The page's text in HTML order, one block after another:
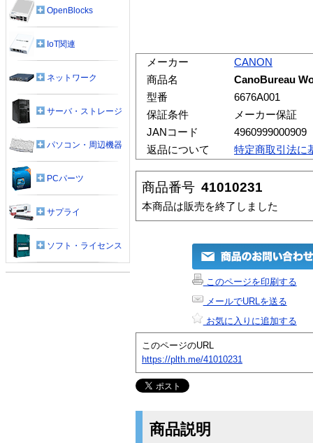
メーカー
CANON
商品名
CanoBureau
型番
6676A001
保証条件
メーカー保証
JANコード
4960999000909
返品について
特定商取引法に
商品番号 41010231
本商品は販売を終了しました
このページを印刷する
メールでURLを送る
お気に入りに追加する
このページのURL
https://plth.me/41010231
商品説明
OpenBlocks
IoT関連
ネットワーク
サーバ・ストレージ
パソコン・周辺機器
PCパーツ
サプライ
ソフト・ライセンス